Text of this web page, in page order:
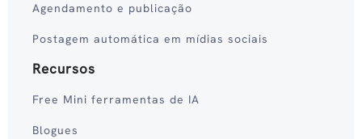
Agendamento e publicação
Postagem automática em mídias sociais
Recursos
Free Mini ferramentas de IA
Blogues